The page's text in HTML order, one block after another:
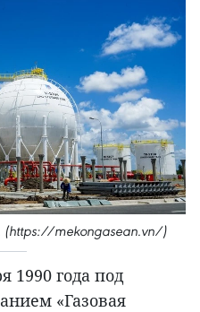
mekongasean.vn/)
1990 года под
«Газовая